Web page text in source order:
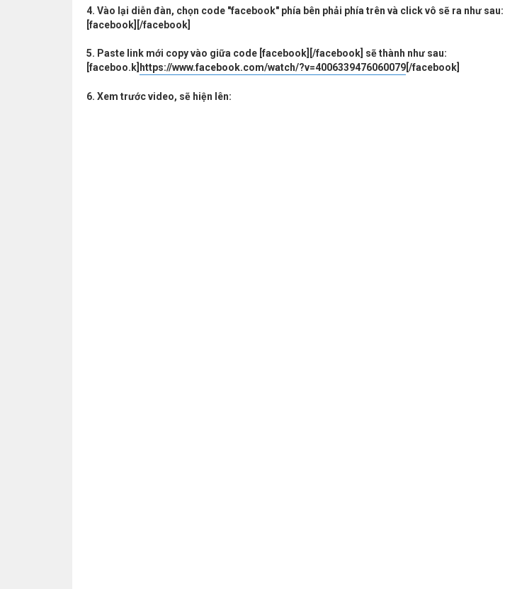
4. Vào lại diễn đàn, chọn code "facebook" phía bên phải phía trên và click vô sẽ ra như sau:
[facebook][/facebook]
5. Paste link mới copy vào giữa code [facebook][/facebook] sẽ thành như sau:
[faceboo.k] https://www.facebook.com/watch/?v=4006339476060079 [/facebook]
6. Xem trước video, sẽ hiện lên: